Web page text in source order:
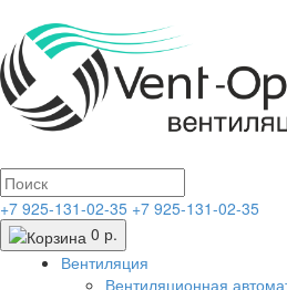
+7 925-131-02-35 +7 925-131-02-35
0 р.
Вентиляция
Вентиляционная